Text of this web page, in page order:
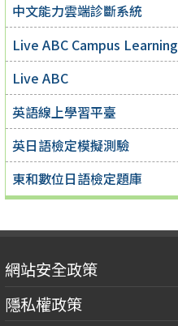
中文能力雲端診斷系統
Live ABC Campus Learning
Live ABC
英語線上學習平臺
英日語檢定模擬測驗
東和數位日語檢定題庫
網站安全政策
隱私權政策